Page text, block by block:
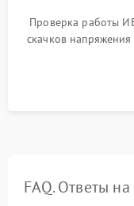
Проверка работы
скачков
времени
FAQ. Ответы